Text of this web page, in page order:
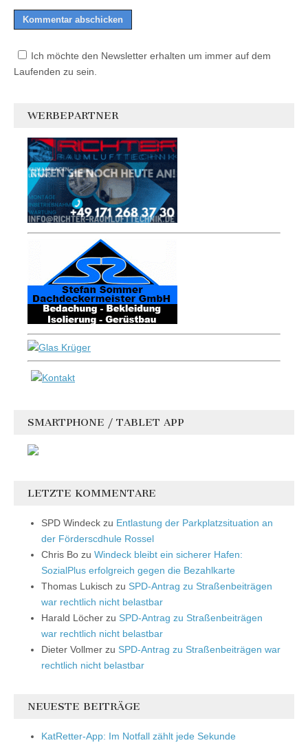
Ich möchte den Newsletter erhalten um immer auf dem
Laufenden zu sein.
WERBEPARTNER
SMARTPHONE / TABLET APP
LETZTE KOMMENTARE
SPD Windeck zu Entlastung der Parkplatzsituation an
der Förderscdhule Rossel
Chris Bo zu Windeck bleibt ein sicherer Hafen:
SozialPlus erfolgreich gegen die Bezahlkarte
Thomas Lukisch zu SPD-Antrag zu Straßenbeiträgen
war rechtlich nicht belastbar
Harald Löcher zu SPD-Antrag zu Straßenbeiträgen
war rechtlich nicht belastbar
Dieter Vollmer zu SPD-Antrag zu Straßenbeiträgen war
rechtlich nicht belastbar
NEUESTE BEITRÄGE
KatRetter-App: Im Notfall zählt jede Sekunde